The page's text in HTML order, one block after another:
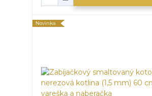
Novinka